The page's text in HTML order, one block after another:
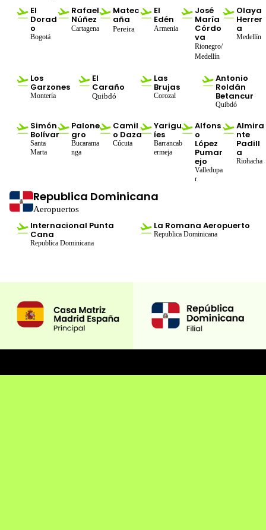
El
Dorad
o
Bogotá
Rafael
Núñez
Cartagena
Matec
aña
Pereira
El
Edén
Armenia
José
María
Córdo
va
Rionegro/
Medellín
Olaya
Herrer
a
Medellín
Los
Garzones
Montería
El
Caraño
Quibdó
Las
Brujas
Corozal
Antonio
Roldán
Betancur
Quibdó
Simón
Bolívar
Santa
Marta
Palone
gro
Bucarama
nga
Camil
o Daza
Cúcuta
Yarigu
íes
Barrancab
ermeja
Alfons
o
López
Pumar
ejo
Valledupa
r
Almira
nte
Padill
a
Riohacha
Republica Dominicana
Aeropuertos
Internacional Punta
Cana
Republica Dominicana
La Romana Aeropuerto
Republica Dominicana